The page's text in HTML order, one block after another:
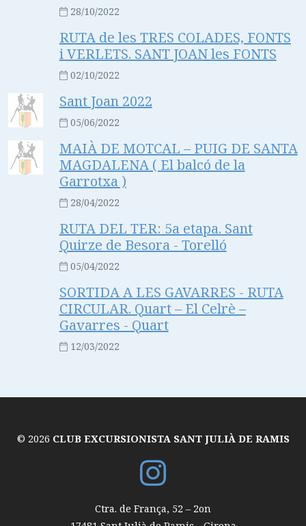
28/10/2022
RUTA de les TRES COLADES, FONTS
i VERLETS. SANT JOAN les FONTS
02/10/2022
Sant Joan 2022
05/06/2022
MAIÀ DE MOTCAL – PUIG DE SANTA
MAGDALENA ( El balcó de la
Garrotxa )
28/04/2022
RUTA DEL TER: 5a etapa. Sant
Quirze de Besora - Torelló
05/04/2022
SORTIDA A LES GAVARRES - RUTA
CIRCULAR. Quart – El Celrè –
Gavarres - Quart
12/03/2022
© 2026 CLUB EXCURSIONISTA SANT JULIÀ DE RAMIS
Ctra. de França, 52 – 2on